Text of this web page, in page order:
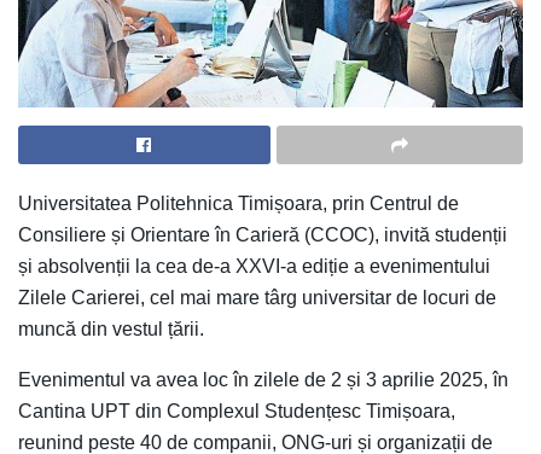
Universitatea Politehnica Timișoara, prin Centrul de
Consiliere și Orientare în Carieră (CCOC), invită studenții
și absolvenții la cea de-a XXVI-a ediție a evenimentului
Zilele Carierei, cel mai mare târg universitar de locuri de
muncă din vestul țării.
Evenimentul va avea loc în zilele de 2 și 3 aprilie 2025, în
Cantina UPT din Complexul Studențesc Timișoara,
reunind peste 40 de companii, ONG-uri și organizații de